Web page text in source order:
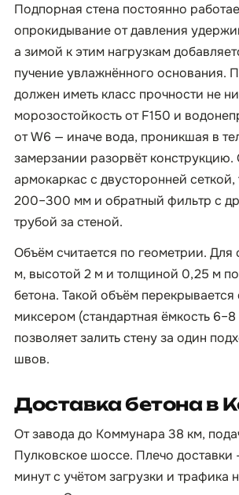
Подпорная стена постоянно
опрокидывание от давления
а зимой к этим нагрузкам
пучение увлажнённого основания.
должен иметь класс прочности не
морозостойкость от F150 и
от W6 — иначе вода, проникшая в
замерзании разорвёт конструкцию.
армокаркас с двусторонней
200–300 мм и обратный фильтр с
трубой за стеной.
Объём считается по геометрии. Для
м, высотой 2 м и толщиной 0,25 м
бетона. Такой объём
миксером (стандартная ёмкость 6–8
позволяет залить стену за один
швов.
Доставка бетона в
От завода до Коммунара 38 км,
Пулковское шоссе. Плечо доставки
минут с учётом загрузки и трафика